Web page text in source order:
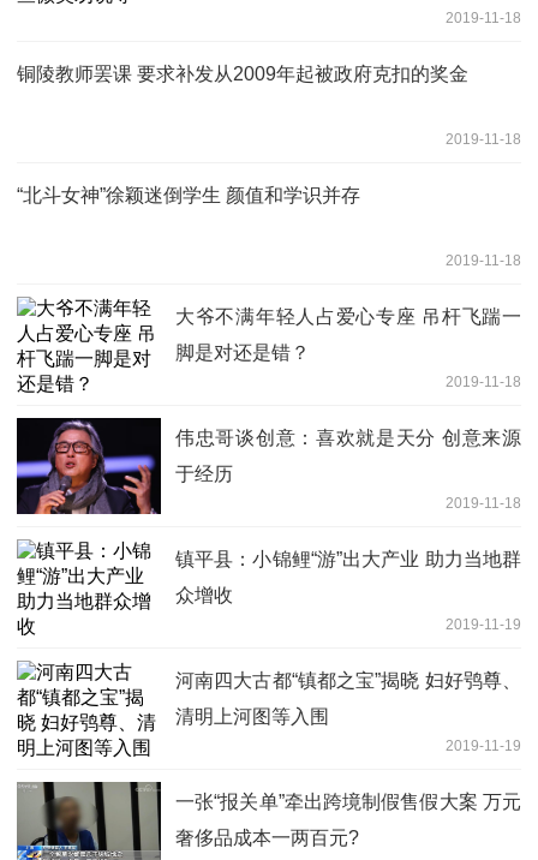
2019-11-18
铜陵教师罢课 要求补发从2009年起被政府克扣的奖金
2019-11-18
“北斗女神”徐颖迷倒学生 颜值和学识并存
2019-11-18
大爷不满年轻人占爱心专座 吊杆飞踹一
脚是对还是错？
2019-11-18
伟忠哥谈创意：喜欢就是天分 创意来源
于经历
2019-11-18
镇平县：小锦鲤“游”出大产业 助力当地群
众增收
2019-11-19
河南四大古都“镇都之宝”揭晓 妇好鸮尊、
清明上河图等入围
2019-11-19
一张“报关单”牵出跨境制假售假大案 万元
奢侈品成本一两百元?